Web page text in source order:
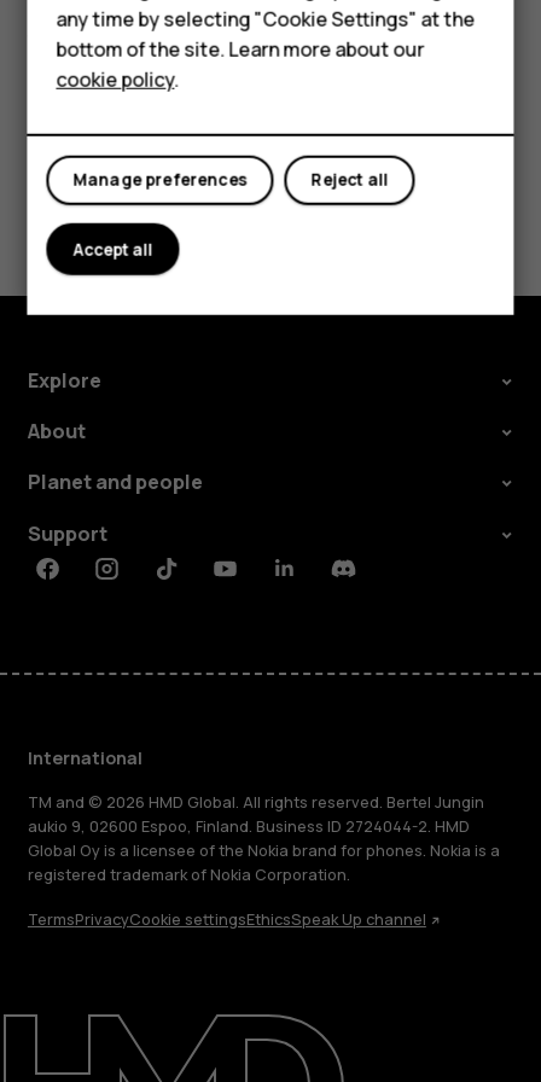
HMD Terra M
For business
Tablets
Repair, reuse, recycle
Sustainability
Assistantपर टैप करें, अपने डिवाइस का चयन करें औरGoogle Assistant
को बंद पर स्विच करें.
Did you find this helpful?
Yes No
Explore
About
Planet and people
Support
FacebookInstagramTiktokYoutubeLinkedinDiscord
International
TM and © 2026 HMD Global. All rights reserved. Bertel Jungin
aukio 9, 02600 Espoo, Finland. Business ID 2724044-2. HMD
Global Oy is a licensee of the Nokia brand for phones. Nokia is a
registered trademark of Nokia Corporation.
TermsPrivacyCookie settingsEthicsSpeak Up channel
any time by selecting "Cookie Settings" at the
bottom of the site. Learn more about our
cookie policy.
Reject all
Manage preferences
Accept all